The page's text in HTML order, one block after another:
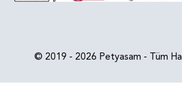
© 2019 - 2026 Petyasam - Tüm